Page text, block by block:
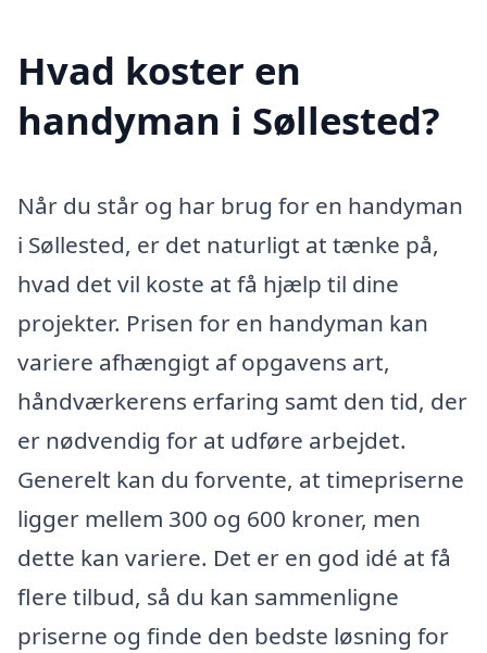
Hvad koster en
handyman i Søllested?
Når du står og har brug for en handyman
i Søllested, er det naturligt at tænke på,
hvad det vil koste at få hjælp til dine
projekter. Prisen for en handyman kan
variere afhængigt af opgavens art,
håndværkerens erfaring samt den tid, der
er nødvendig for at udføre arbejdet.
Generelt kan du forvente, at timepriserne
ligger mellem 300 og 600 kroner, men
dette kan variere. Det er en god idé at få
flere tilbud, så du kan sammenligne
priserne og finde den bedste løsning for